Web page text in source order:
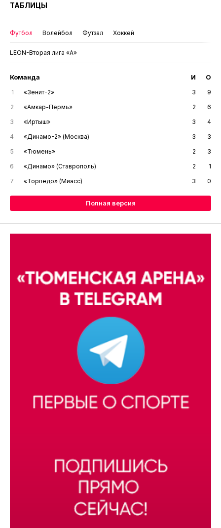
ТАБЛИЦЫ
Футбол Волейбол Футзал Хоккей
LEON-Вторая лига «А»
Команда И О
1 «Зенит-2» 3
9
2
«Амкар-Пермь» 2
6
3
«Иртыш» 3
4
4
«Динамо-2» (Москва) 3
3
5
«Тюмень» 2
3
6
«Динамо» (Ставрополь) 2
1
7
«Торпедо» (Миасс) 3 0
Полная версия